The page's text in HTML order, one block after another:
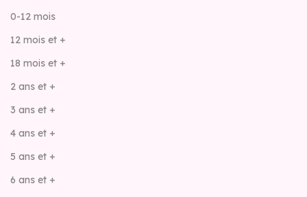
0-12 mois
12 mois et +
18 mois et +
2 ans et +
3 ans et +
4 ans et +
5 ans et +
6 ans et +